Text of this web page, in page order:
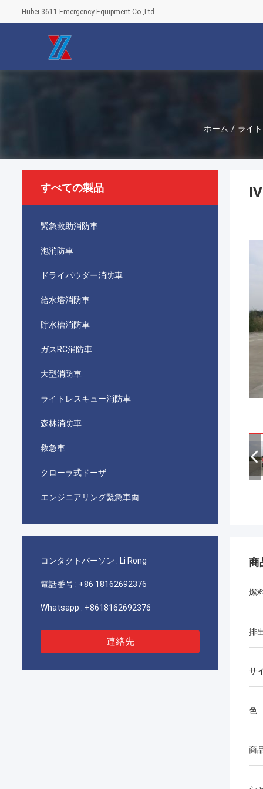
Hubei 3611 Emergency Equipment Co.,Ltd
ホーム / ライ
すべての製品
緊急救助消防車
泡消防車
ドライパウダー消防車
給水塔消防車
貯水槽消防車
ガスRC消防車
大型消防車
ライトレスキュー消防車
森林消防車
救急車
クローラ式ドーザ
エンジニアリング緊急車両
コンタクトパーソン : Li Rong
電話番号 : +86 18162692376
Whatsapp : +8618162692376
連絡先
商
燃
排
サ
色
商